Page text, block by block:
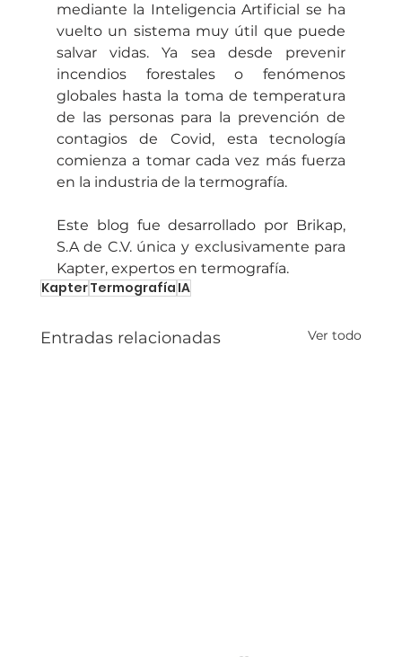
mediante la Inteligencia Artificial se ha
vuelto un sistema muy útil que puede
salvar vidas. Ya sea desde prevenir
incendios forestales o fenómenos
globales hasta la toma de temperatura
de las personas para la prevención de
contagios de Covid, esta tecnología
comienza a tomar cada vez más fuerza
en la industria de la termografía.
Este blog fue desarrollado por Brikap,
S.A de C.V. única y exclusivamente para
Kapter, expertos en termografía.
KapterTermografía IA
Entradas relacionadas Ver todo